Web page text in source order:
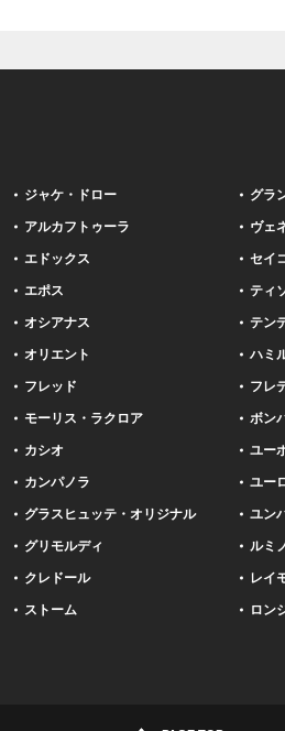
ジャケ・ドロー
アルカフトゥーラ
エドックス
エポス
オシアナス
オリエント
フレッド
モーリス・ラクロア
カシオ
カンパノラ
グラスヒュッテ・オリジナル
グリモルディ
クレドール
ストーム
グラ
ヴェ
セイ
ティ
テン
ハミ
フレ
ボン
ユー
ユー
ユン
ルミ
レイ
ロン